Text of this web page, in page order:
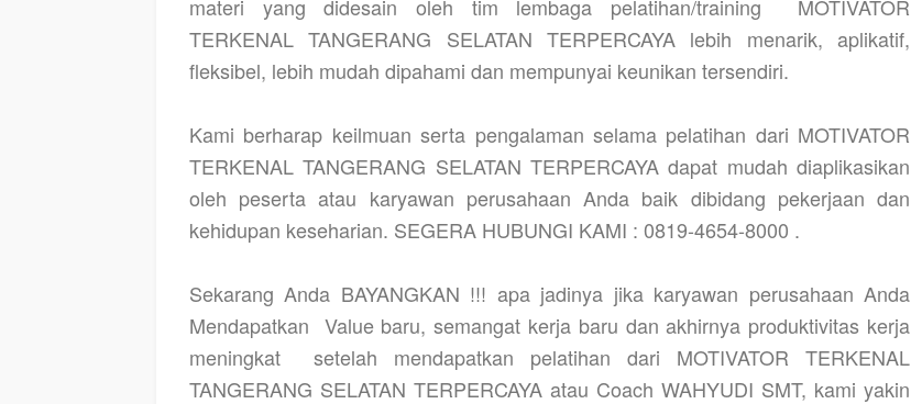
materi yang didesain oleh tim lembaga pelatihan/training
MOTIVATOR
TERKENAL TANGERANG SELATAN TERPERCAYA lebih menarik, aplikatif,
fleksibel, lebih mudah dipahami dan mempunyai keunikan tersendiri.
Kami berharap keilmuan serta pengalaman selama pelatihan dari MOTIVATOR
TERKENAL TANGERANG SELATAN TERPERCAYA dapat mudah diaplikasikan
oleh peserta atau karyawan perusahaan Anda baik dibidang pekerjaan dan
kehidupan keseharian. SEGERA HUBUNGI KAMI : 0819-4654-8000 .
Sekarang Anda BAYANGKAN !!! apa jadinya jika karyawan perusahaan Anda
Mendapatkan Value baru, semangat kerja baru dan akhirnya produktivitas kerja
meningkat
setelah mendapatkan pelatihan dari MOTIVATOR TERKENAL
TANGERANG SELATAN TERPERCAYA atau Coach WAHYUDI SMT, kami yakin